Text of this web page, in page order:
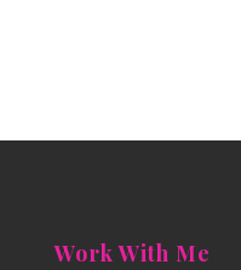
Work With Me